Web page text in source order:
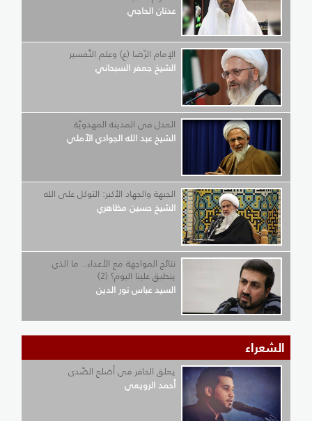
عدنان الحاجي
الإمام الرّضا (ع) وعلم التّفسير
الشيخ جعفر السبحاني
العدل في المدينة المهدويّة
الشيخ عبد الله الجوادي الآملي
الجبهة والجهاد الأكبر: التوكل على الله
الشيخ حسين مظاهري
نتائج المواجهة مع الأعداء.. ما الذي
ينطبق علينا اليوم؟ (2)
السيد عباس نور الدين
الشعراء
يعلق الحافر في أضلع الصّدى
أحمد الرويعي